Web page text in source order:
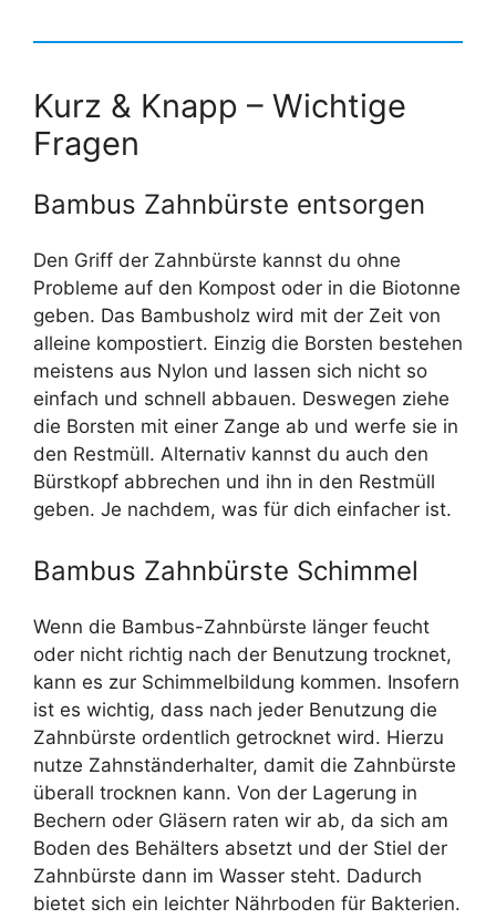
Kurz & Knapp – Wichtige
Fragen
Bambus Zahnbürste entsorgen
Den Griff der Zahnbürste kannst du ohne
Probleme auf den Kompost oder in die Biotonne
geben. Das Bambusholz wird mit der Zeit von
alleine kompostiert. Einzig die Borsten bestehen
meistens aus Nylon und lassen sich nicht so
einfach und schnell abbauen. Deswegen ziehe
die Borsten mit einer Zange ab und werfe sie in
den Restmüll. Alternativ kannst du auch den
Bürstkopf abbrechen und ihn in den Restmüll
geben. Je nachdem, was für dich einfacher ist.
Bambus Zahnbürste Schimmel
Wenn die Bambus-Zahnbürste länger feucht
oder nicht richtig nach der Benutzung trocknet,
kann es zur Schimmelbildung kommen. Insofern
ist es wichtig, dass nach jeder Benutzung die
Zahnbürste ordentlich getrocknet wird. Hierzu
nutze Zahnständerhalter, damit die Zahnbürste
überall trocknen kann. Von der Lagerung in
Bechern oder Gläsern raten wir ab, da sich am
Boden des Behälters absetzt und der Stiel der
Zahnbürste dann im Wasser steht. Dadurch
bietet sich ein leichter Nährboden für Bakterien.